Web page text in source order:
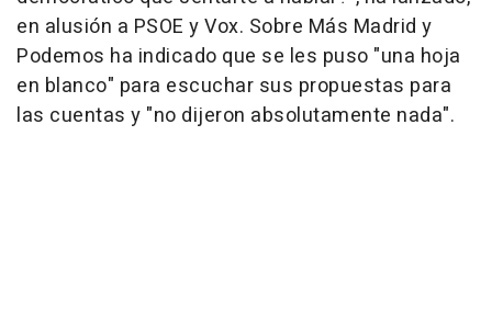
en alusión a PSOE y Vox. Sobre Más Madrid y
Podemos ha indicado que se les puso "una hoja
en blanco" para escuchar sus propuestas para
las cuentas y "no dijeron absolutamente nada".